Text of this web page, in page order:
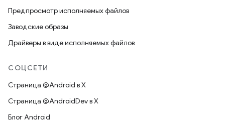
Предпросмотр исполняемых файлов
Заводские образы
Драйверы в виде исполняемых файлов
СОЦСЕТИ
Страница @Android в X
Страница @AndroidDev в X
Блог Android